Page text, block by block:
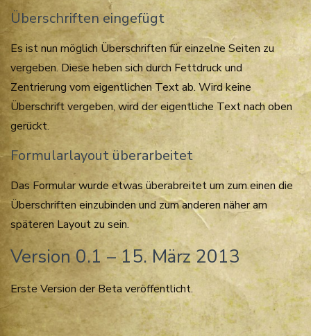
Überschriften eingefügt
Es ist nun möglich Überschriften für einzelne Seiten zu
vergeben. Diese heben sich durch Fettdruck und
Zentrierung vom eigentlichen Text ab. Wird keine
Überschrift vergeben, wird der eigentliche Text nach oben
gerückt.
Formularlayout überarbeitet
Das Formular wurde etwas überabreitet um zum einen die
Überschriften einzubinden und zum anderen näher am
späteren Layout zu sein.
Version 0.1 – 15. März 2013
Erste Version der Beta veröffentlicht.